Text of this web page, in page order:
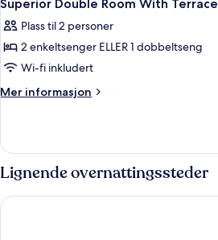
alle
bildene
av
Superior
Double
Terrace
Superior Double Room With Terrace
Plass til 2 personer
2 enkeltsenger ELLER 1 dobbeltseng
Wi-fi inkludert
Mer informasjon
Mer
Double
Room
With
Terrace
Lignende overnattingssteder
LETOH LETOH Sevilla